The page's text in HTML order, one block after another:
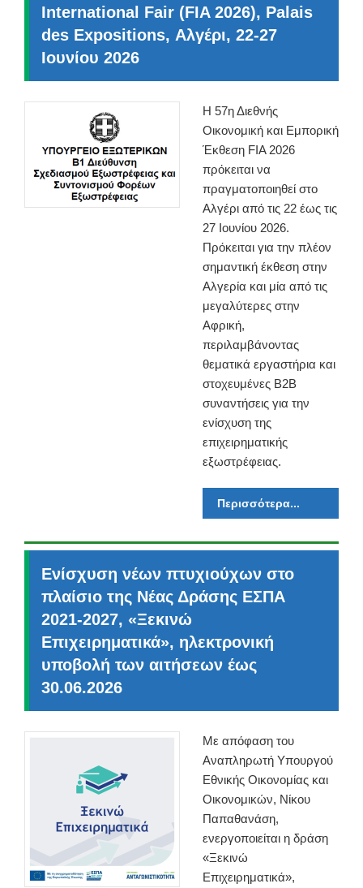
International Fair (FIA 2026), Palais
des Expositions, Αλγέρι, 22-27
Ιουνίου 2026
Η 57η Διεθνής
Οικονομική και Εμπορική
Έκθεση FIA 2026
πρόκειται να
πραγματοποιηθεί στο
Αλγέρι από τις 22 έως τις
27 Ιουνίου 2026.
Πρόκειται για την πλέον
σημαντική έκθεση στην
Αλγερία και μία από τις
μεγαλύτερες στην
Αφρική,
περιλαμβάνοντας
θεματικά εργαστήρια και
στοχευμένες B2B
συναντήσεις για την
ενίσχυση της
επιχειρηματικής
εξωστρέφειας.
Περισσότερα...
Ενίσχυση νέων πτυχιούχων στο
πλαίσιο της Νέας Δράσης ΕΣΠΑ
2021-2027, «Ξεκινώ
Επιχειρηματικά», ηλεκτρονική
υποβολή των αιτήσεων έως
30.06.2026
Με απόφαση του
Αναπληρωτή Υπουργού
Εθνικής Οικονομίας και
Οικονομικών, Νίκου
Παπαθανάση,
ενεργοποιείται η δράση
«Ξεκινώ
Επιχειρηματικά»,